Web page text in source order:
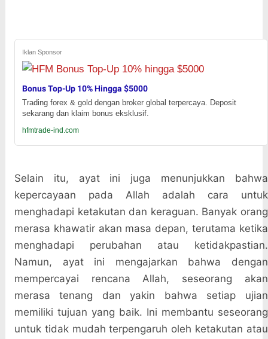
Iklan Sponsor
Bonus Top-Up 10% Hingga $5000
Trading forex & gold dengan broker global terpercaya. Deposit
sekarang dan klaim bonus eksklusif.
hfmtrade-ind.com
Selain itu, ayat ini juga menunjukkan bahwa
kepercayaan pada Allah adalah cara untuk
menghadapi ketakutan dan keraguan. Banyak orang
merasa khawatir akan masa depan, terutama ketika
menghadapi perubahan atau ketidakpastian.
Namun, ayat ini mengajarkan bahwa dengan
mempercayai rencana Allah, seseorang akan
merasa tenang dan yakin bahwa setiap ujian
memiliki tujuan yang baik. Ini membantu seseorang
untuk tidak mudah terpengaruh oleh ketakutan atau